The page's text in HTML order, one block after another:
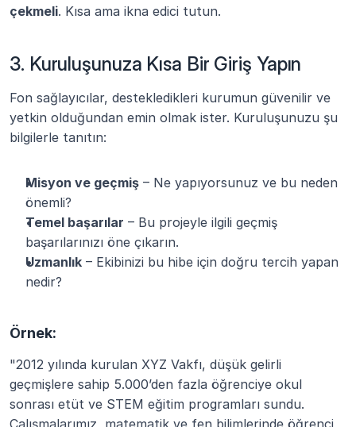
çekmeli. Kısa ama ikna edici tutun.
3. Kuruluşunuza Kısa Bir Giriş Yapın
Fon sağlayıcılar, destekledikleri kurumun güvenilir ve
yetkin olduğundan emin olmak ister. Kuruluşunuzu şu
bilgilerle tanıtın:
Misyon ve geçmiş – Ne yapıyorsunuz ve bu neden
önemli?
Temel başarılar – Bu projeyle ilgili geçmiş
başarılarınızı öne çıkarın.
Uzmanlık – Ekibinizi bu hibe için doğru tercih yapan
nedir?
Örnek:
"2012 yılında kurulan XYZ Vakfı, düşük gelirli
geçmişlere sahip 5.000’den fazla öğrenciye okul
sonrası etüt ve STEM eğitim programları sundu.
Çalışmalarımız, matematik ve fen bilimlerinde öğrenci